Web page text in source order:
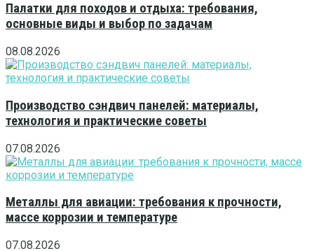
Палатки для походов и отдыха: требования,
основные виды и выбор по задачам
08.08.2026
Производство сэндвич панелей: материалы,
технология и практические советы
07.08.2026
Металлы для авиации: требования к прочности,
массе коррозии и температуре
07.08.2026